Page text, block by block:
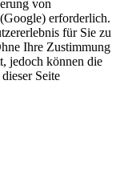
von
erforderlich.
für Sie zu
Ihre Zustimmung
jedoch können die
Seite